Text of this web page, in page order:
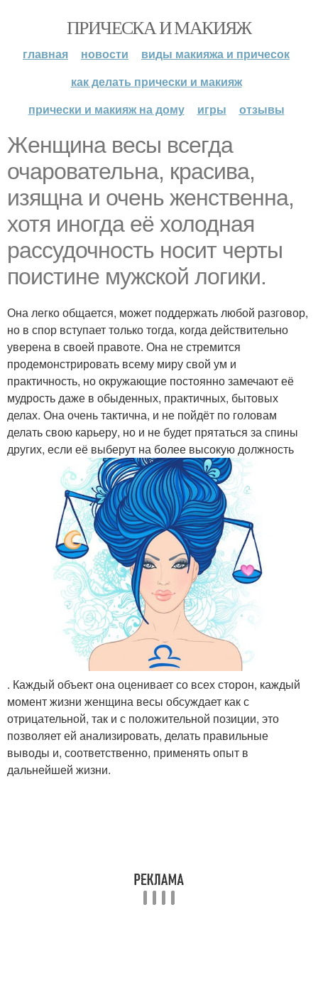
ПРИЧЕСКА И МАКИЯЖ
главная новости
виды макияжа и причесок
как делать прически и макияж
прически и макияж на дому
игры отзывы
Женщина весы всегда
очаровательна, красива,
изящна и очень женственна,
хотя иногда её холодная
рассудочность носит черты
поистине мужской логики.
Она легко общается, может поддержать любой разговор,
но в спор вступает только тогда, когда действительно
уверена в своей правоте. Она не стремится
продемонстрировать всему миру свой ум и
практичность, но окружающие постоянно замечают её
мудрость даже в обыденных, практичных, бытовых
делах. Она очень тактична, и не пойдёт по головам
делать свою карьеру, но и не будет прятаться за спины
других, если её выберут на более высокую должность
. Каждый объект она оценивает со всех сторон, каждый
момент жизни женщина весы обсуждает как с
отрицательной, так и с положительной позиции, это
позволяет ей анализировать, делать правильные
выводы и, соответственно, применять опыт в
дальнейшей жизни.